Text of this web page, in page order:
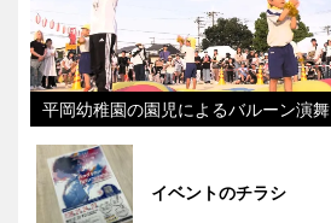
平岡幼稚園の園児によるバルーン演舞
イベントのチラシ